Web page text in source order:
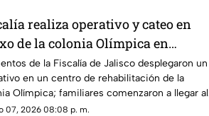
realiza operativo y cateo en
de la colonia Olímpica en
de la Fiscalía de Jalisco desplegaron un
en un centro de rehabilitación de la
Olímpica; familiares comenzaron a llegar al
07, 2026 08:08 p. m.